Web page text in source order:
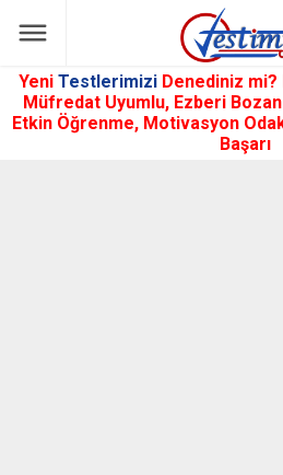
Yeni Testlerimizi Denediniz mi?
Müfredat Uyumlu, Ezberi Bozan
Etkin Öğrenme, Motivasyon
Başarı